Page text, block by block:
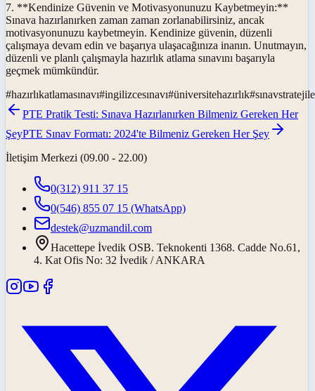
7. **Kendinize Güvenin ve Motivasyonunuzu Kaybetmeyin:**
Sınava hazırlanırken zaman zaman zorlanabilirsiniz, ancak
motivasyonunuzu kaybetmeyin. Kendinize güvenin, düzenli
çalışmaya devam edin ve başarıya ulaşacağınıza inanın. Unutmayın,
düzenli ve planlı çalışmayla hazırlık atlama sınavını başarıyla
geçmek mümkündür.
#hazırlıkatlamasınavı#ingilizcesınavı#üniversitehazırlık#
PTE Pratik Testi: Sınava Hazırlanırken Bilmeniz Gereken Her
ŞeyPTE Sınav Formatı: 2024'te Bilmeniz Gereken Her Şey
İletişim Merkezi (09.00 - 22.00)
0(312) 911 37 15
0(546) 855 07 15 (WhatsApp)
destek@uzmandil.com
Hacettepe İvedik OSB. Teknokenti 1368. Cadde No.61,
4. Kat Ofis No: 32 İvedik / ANKARA